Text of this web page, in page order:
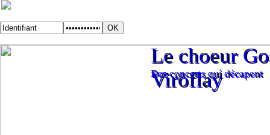
Des concerts qui décapent
Le choeur
Viroflay
Des concerts qui décapent
Le choeur
Viroflay